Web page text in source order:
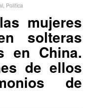
, Política
mujeres
solteras
en China.
de ellos
de